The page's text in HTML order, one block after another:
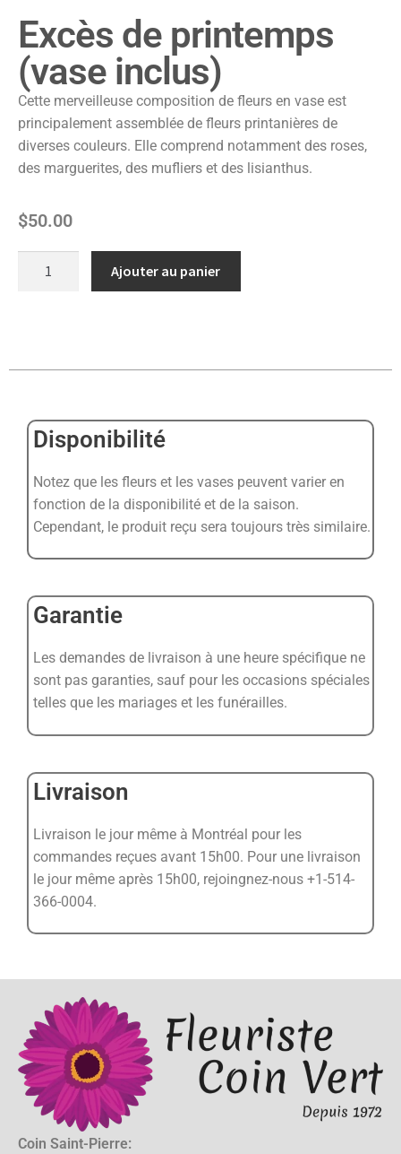
Excès de printemps
(vase inclus)
Cette merveilleuse composition de fleurs en vase est
principalement assemblée de fleurs printanières de
diverses couleurs. Elle comprend notamment des roses,
des marguerites, des mufliers et des lisianthus.
$50.00
Ajouter au panier
Disponibilité
Notez que les fleurs et les vases peuvent varier en
fonction de la disponibilité et de la saison.
Cependant, le produit reçu sera toujours très similaire.
Garantie
Les demandes de livraison à une heure spécifique ne
sont pas garanties, sauf pour les occasions spéciales
telles que les mariages et les funérailles.
Livraison
Livraison le jour même à Montréal pour les
commandes reçues avant 15h00. Pour une livraison
le jour même après 15h00, rejoingnez-nous +1-514-
366-0004.
Coin Saint-Pierre: